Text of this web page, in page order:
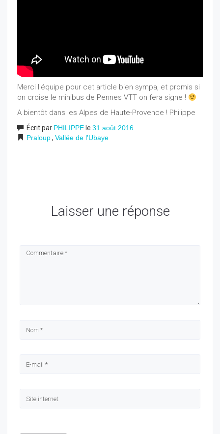
Merci l'équipe pour cet article bien sympa, et promis si
on croise le minibus de Pennes VTT on fera signe !
A bientôt dans les Alpes de Haute-Provence ! Philippe
Écrit par PHILIPPE le 31 août 2016
Praloup, Vallée de l'Ubaye
Laisser une réponse